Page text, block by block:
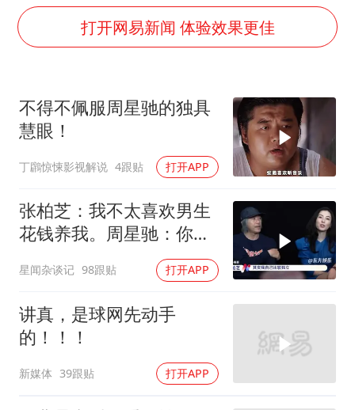
弹药库存告急 美军补货难
小伙靠AI减肥 45天瘦40斤进了ICU
总书记关心百姓身边这些民生大事
打开网易新闻 体验效果更佳
不得不佩服周星驰的独具
慧眼！
丁鸊惊悚影视解说 4跟贴 打开APP
张柏芝：我不太喜欢男生
花钱养我。周星驰：你不
星闻杂谈记 98跟贴 打开APP
讲真，是球网先动手
的！！！
新媒体 39跟贴 打开APP